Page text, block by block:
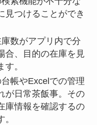
見つけることができ
庫数がアプリ内で分
合、目的の在庫を見
。
帳やExcelでの管理
が日常茶飯事。その
庫情報を確認するの